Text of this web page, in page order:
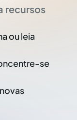
recursos
ou leia
se